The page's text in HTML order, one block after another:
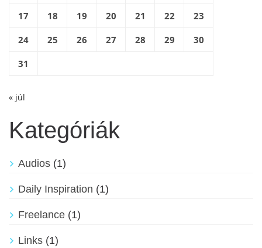
17 18 19 20 21 22 23
24 25 26 27 28 29 30
31
« júl
Kategóriák
Audios (1)
Daily Inspiration (1)
Freelance (1)
Links (1)